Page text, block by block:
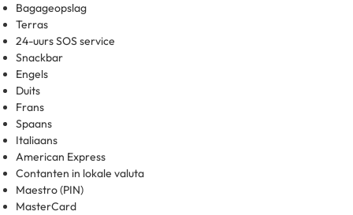
Bagageopslag
Terras
24-uurs SOS service
Snackbar
Engels
Duits
Frans
Spaans
Italiaans
American Express
Contanten in lokale valuta
Maestro (PIN)
MasterCard